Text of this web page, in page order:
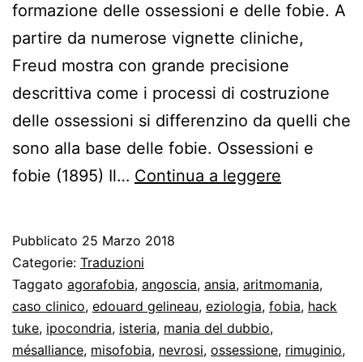
formazione delle ossessioni e delle fobie. A
partire da numerose vignette cliniche,
Freud mostra con grande precisione
descrittiva come i processi di costruzione
delle ossessioni si differenzino da quelli che
sono alla base delle fobie. Ossessioni e
fobie (1895) Il… Continua a leggere
Pubblicato 25 Marzo 2018
Categorie: Traduzioni
Taggato agorafobia, angoscia, ansia, aritmomania,
caso clinico, edouard gelineau, eziologia, fobia, hack
tuke, ipocondria, isteria, mania del dubbio,
mésalliance, misofobia, nevrosi, ossessione, rimuginio,